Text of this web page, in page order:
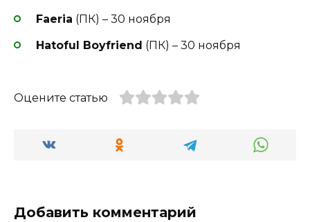
Faeria (ПК) – 30 ноября
Hatoful Boyfriend (ПК) – 30 ноября
Оцените статью
Добавить комментарий